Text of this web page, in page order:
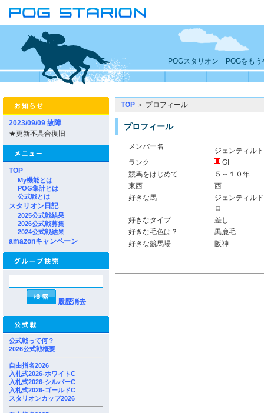
POGスタリオン POGをもう
2023/09/09 故障
★更新不具合復旧
TOP
My機能とは
POG集計とは
公式戦とは
スタリオン日記
2025公式戦結果
2026公式戦募集
2024公式戦結果
amazonキャンペーン
履歴消去
公式戦って何？
2026公式戦概要
自由指名2026
入札式2026-ホワイトC
入札式2026-シルバーC
入札式2026-ゴールドC
スタリオンカップ2026
TOP ＞ プロフィール
プロフィール
メンバー名
ジェンティル
ランク
GI
競馬をはじめて
５～１０年
東西
西
好きな馬
ジェンティル
ロ
好きなタイプ
差し
好きな毛色は？
黒鹿毛
好きな競馬場
阪神